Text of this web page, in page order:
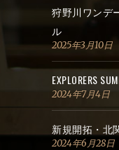
狩野川ワンデ
ル
2025年3月10日
EXPLORERS
2024年7月4日
新規開拓・北
2024年6月28日